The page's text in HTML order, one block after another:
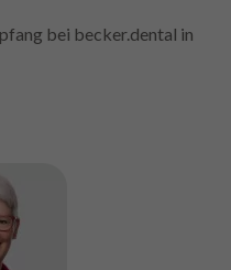
bei becker.dental in